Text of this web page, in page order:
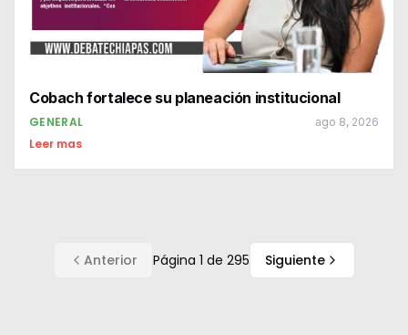
Cobach fortalece su planeación institucional
GENERAL ago 8, 2026
Leer mas
Anterior Página 1 de 295 Siguiente